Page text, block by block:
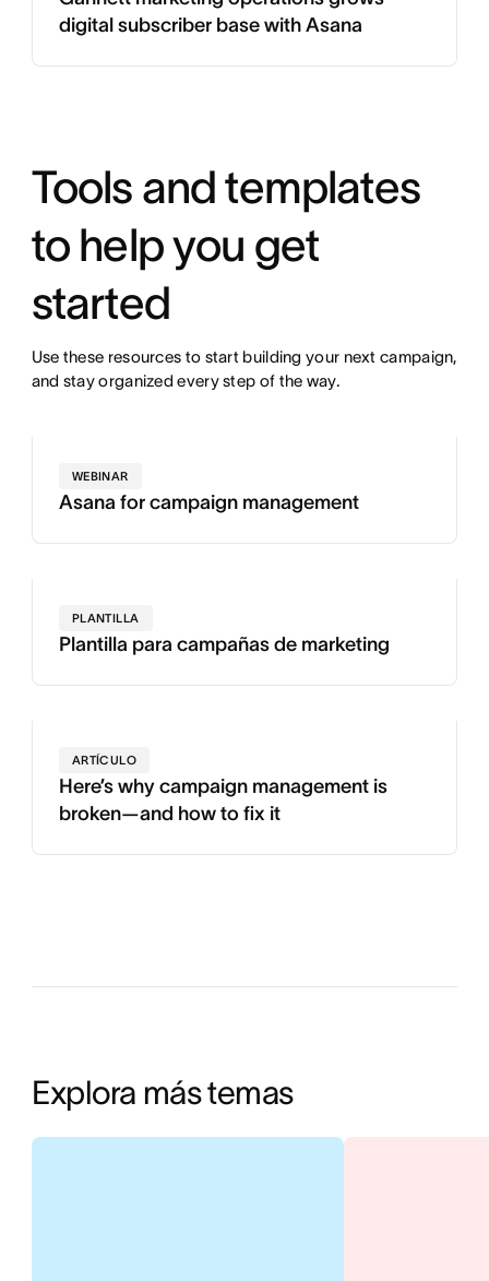
digital subscriber base with Asana
Tools and templates
to help you get
started
Use these resources to start building your next campaign,
and stay organized every step of the way.
WEBINAR
Asana for campaign management
PLANTILLA
Plantilla para campañas de marketing
ARTÍCULO
Here’s why campaign management is
broken—and how to fix it
Explora más temas